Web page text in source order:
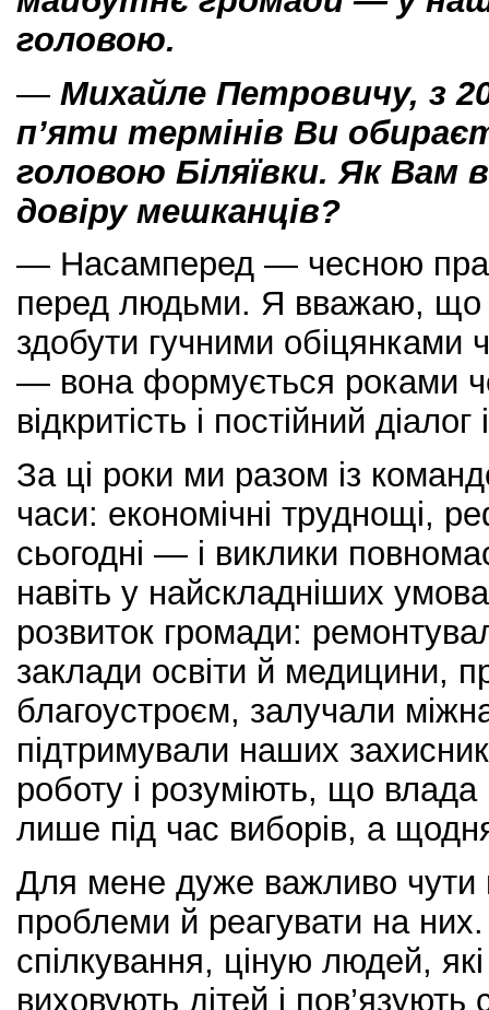
головою.
— Михайле Петровичу, з
п’яти термінів Ви
головою Біляївки. Як Вам
довіру мешканців?
— Насамперед — чесною
перед людьми. Я вважаю, що
здобути гучними обіцянками
— вона формується роками
відкритість і постійний
За ці роки ми разом із
часи: економічні труднощі,
сьогодні — і виклики
навіть у найскладніших
розвиток громади:
заклади освіти й медицини,
благоустроєм, залучали
підтримували наших
роботу і розуміють, що
лише під час виборів, а
Для мене дуже важливо чути
проблеми й реагувати на
спілкування, ціную людей,
виховують дітей і